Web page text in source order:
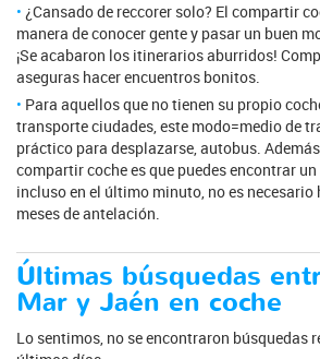
¿Cansado de reccorer solo? El compartir
manera de conocer gente y pasar un buen
¡Se acabaron los itinerarios aburridos!
aseguras hacer encuentros bonitos.
Para aquellos que no tienen su propio
transporte ciudades, este modo=medio de
práctico para desplazarse, autobus.
compartir coche es que puedes encontrar
incluso en el último minuto, no es necesario
meses de antelación.
Últimas búsquedas
Mar y Jaén en coche
Lo sentimos, no se encontraron búsquedas